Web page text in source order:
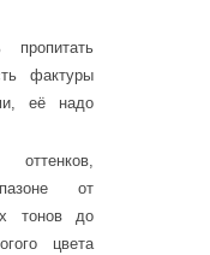
фактуры
её надо
оттенков,
от
тонов до
цвета